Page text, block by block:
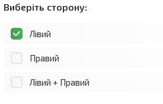
Виберіть сторону:
Лівий
Правий
Лівий + Правий